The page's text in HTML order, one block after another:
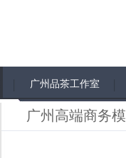
广州品茶工作室
微信
广州高端商务